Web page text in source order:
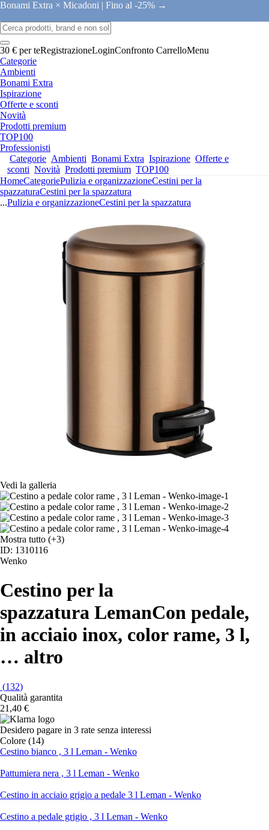
Bonami Extra × Micadoni | Fino al -25% →
30 € per teRegistrazioneLoginConfronto CarrelloMenu
Categorie
Ambienti
Bonami Extra
Ispirazione
Offerte e sconti
Novità
Prodotti premium
TOP100
Professionisti
Categorie Ambienti Bonami Extra Ispirazione Offerte e
sconti Novità Prodotti premium TOP100
HomeCategoriePulizia e organizzazioneCestini per la
spazzaturaCestini per la spazzatura
...Pulizia e organizzazioneCestini per la spazzatura
Vedi la galleria
Mostra tutto (+3)
ID: 1310116
Wenko
Cestino per la
spazzatura LemanCon pedale,
in acciaio inox, color rame, 3 l,
… altro
(132)
Qualità garantita
21,40 €
Desidero pagare in 3 rate senza interessi
Colore (14)
Cestino bianco , 3 l Leman - Wenko
Pattumiera nera , 3 l Leman - Wenko
Cestino in acciaio grigio a pedale 3 l Leman - Wenko
Cestino a pedale grigio , 3 l Leman - Wenko